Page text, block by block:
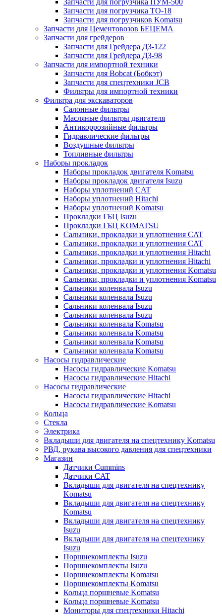
Запчасти для погрузчика ПУМ-500
Запчасти для погрузчика ТО-18
Запчасти для погрузчиков Komatsu
Запчасти для Цементовозов БЕЦЕМА
Запчасти для грейдеров
Запчасти для Грейдера ДЗ-122
Запчасти для Грейдера ДЗ-98
Запчасти для импортной техники
Запчасти для Bobcat (Бобкэт)
Запчасти для спецтехники JCB
Фильтры для импортной техники
Фильтра для экскаваторов
Салонные фильтры
Масляные фильтры двигателя
Антикоррозийные фильтры
Гидравлические фильтры
Воздушные фильтры
Топливные фильтры
Наборы прокладок
Наборы прокладок двигателя Komatsu
Наборы прокладок двигателя Isuzu
Наборы уплотнений CAT
Наборы уплотнений Hitachi
Наборы уплотнений Komatsu
Прокладки ГБЦ Isuzu
Прокладки ГБЦ KOMATSU
Сальники, прокладки и уплотнения CAT
Сальники, прокладки и уплотнения CAT
Сальники, прокладки и уплотнения Hitachi
Сальники, прокладки и уплотнения Hitachi
Сальники, прокладки и уплотнения Komatsu
Сальники, прокладки и уплотнения Komatsu
Сальники коленвала Isuzu
Сальники коленвала Isuzu
Сальники коленвала Isuzu
Сальники коленвала Isuzu
Сальники коленвала Komatsu
Сальники коленвала Komatsu
Сальники коленвала Komatsu
Сальники коленвала Komatsu
Насосы гидравлические
Насосы гидравлические Komatsu
Насосы гидравлические Hitachi
Насосы гидравлические
Насосы гидравлические Hitachi
Насосы гидравлические Komatsu
Кольца
Стекла
Электрика
Вкладыши для двигателя на спецтехнику Komatsu
РВД, рукава высокого давления для спецтехники
Магазин
Датчики Cummins
Датчики CAT
Вкладыши для двигателя на спецтехнику
Komatsu
Вкладыши для двигателя на спецтехнику
Komatsu
Вкладыши для двигателя на спецтехнику
Isuzu
Вкладыши для двигателя на спецтехнику
Isuzu
Поршнекомплекты Isuzu
Поршнекомплекты Isuzu
Поршнекомплекты Komatsu
Поршнекомплекты Komatsu
Кольца поршневые Komatsu
Кольца поршневые Komatsu
Мониторы для спецтехники Hitachi